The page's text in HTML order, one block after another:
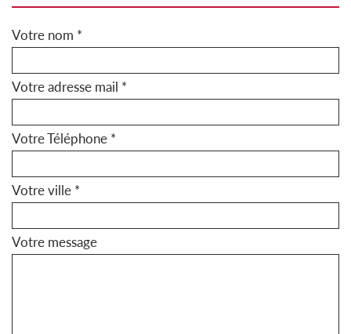
Votre nom *
Votre adresse mail *
Votre Téléphone *
Votre ville *
Votre message